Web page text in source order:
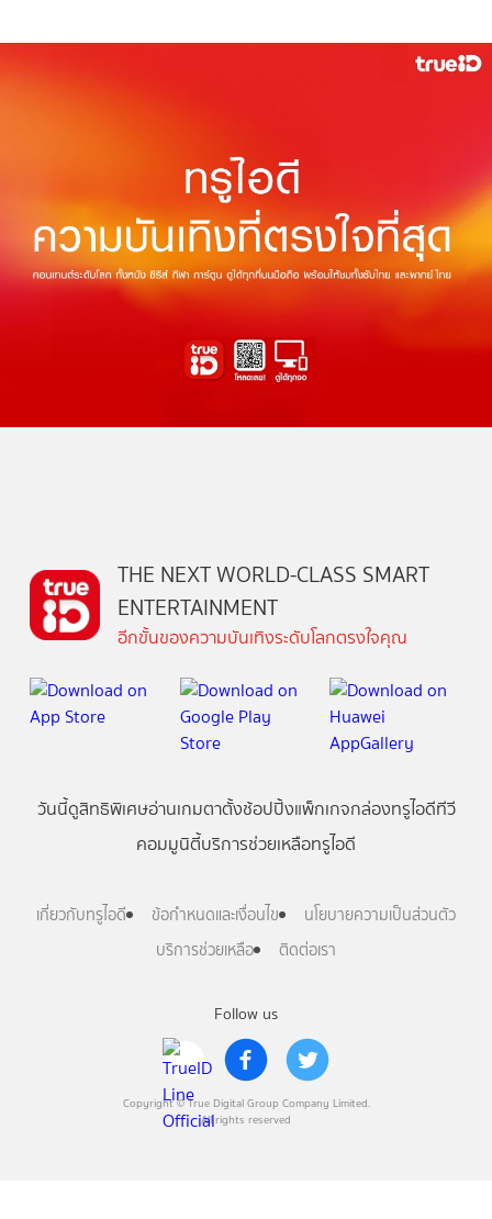
Follow us
Copyright © True Digital Group Company Limited.
All rights reserved
THE NEXT WORLD-CLASS SMART
ENTERTAINMENT
อีกขั้นของความบันเทิงระดับโลกตรงใจคุณ
วันนี้ดูสิทธิพิเศษอ่านเกมตาตั้งช้อปปิ้งแพ็กเกจกล่องทรูไอดีทีวี
คอมมูนิตี้บริการช่วยเหลือทรูไอดี
เกี่ยวกับทรูไอดี ข้อกำหนดและเงื่อนไข
นโยบายความเป็นส่วนตัว
บริการช่วยเหลือ
ติดต่อเรา